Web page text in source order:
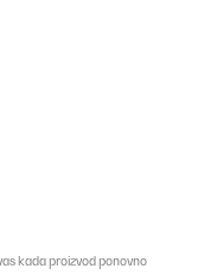
kada proizvod ponovno